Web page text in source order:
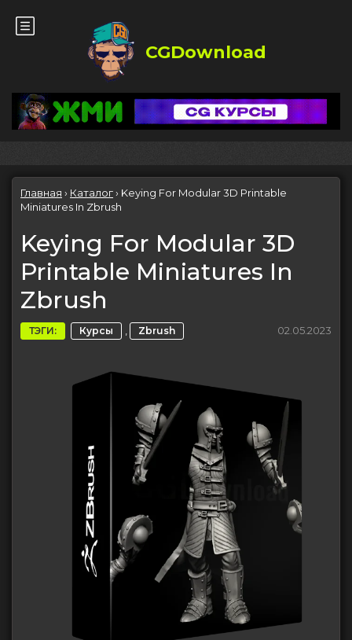
CGDownload
Главная › Каталог› Keying For Modular 3D Printable
Miniatures In Zbrush
Keying For Modular 3D
Printable Miniatures In
Zbrush
ТЭГИ: Курсы , Zbrush 02.05.2023